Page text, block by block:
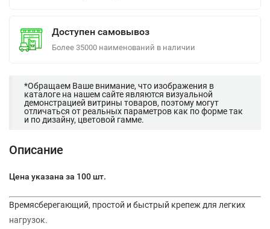
Доступен самовывоз
Более 35000 наименований в наличии
*Обращаем Ваше внимание, что изображения в
каталоге на нашем сайте являются визуальной
демонстрацией витрины товаров, поэтому могут
отличаться от реальных параметров как по форме так
и по дизайну, цветовой гамме.
Описание
Цена указана за 100 шт.
Времясберегающий, простой и быстрый крепеж для легких
нагрузок.